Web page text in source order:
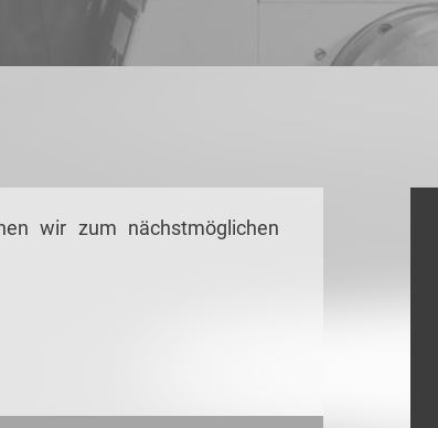
wir zum nächstmöglichen